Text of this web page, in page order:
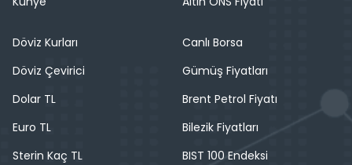
Döviz Kurları
Döviz Çevirici
Dolar TL
Euro TL
Sterin Kaç TL
Canlı Borsa
Gümüş Fiyatları
Brent Petrol Fiyatı
Bilezik Fiyatları
BIST 100 Endeksi